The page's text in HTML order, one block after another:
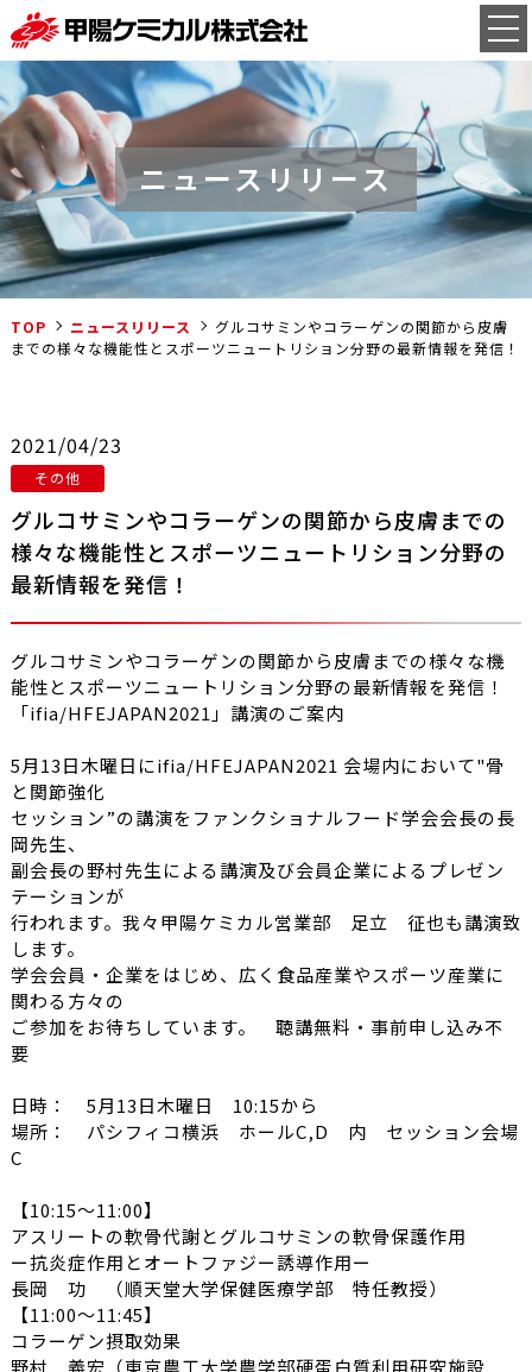
ニュースリリース
TOP ニュースリリース
グルコサミンやコラーゲンの関節から皮膚
までの様々な機能性とスポーツニュートリション分野の最新情報を発信！
2021/04/23
その他
グルコサミンやコラーゲンの関節から皮膚までの
様々な機能性とスポーツニュートリション分野の
最新情報を発信！
グルコサミンやコラーゲンの関節から皮膚までの様々な機
能性とスポーツニュートリション分野の最新情報を発信！
「ifia/HFEJAPAN2021」講演のご案内
5月13日木曜日にifia/HFEJAPAN2021 会場内において"骨
と関節強化
セッション”の講演をファンクショナルフード学会会長の長
岡先生、
副会長の野村先生による講演及び会員企業によるプレゼン
テーションが
行われます。我々甲陽ケミカル営業部 足立 征也も講演致
します。
学会会員・企業をはじめ、広く食品産業やスポーツ産業に
関わる方々の
ご参加をお待ちしています。 聴講無料・事前申し込み不
要
日時： 5月13日木曜日 10:15から
場所： パシフィコ横浜 ホールC,D 内 セッション会場
C
【10:15〜11:00】
アスリートの軟骨代謝とグルコサミンの軟骨保護作用
ー抗炎症作用とオートファジー誘導作用ー
長岡 功 （順天堂大学保健医療学部 特任教授）
【11:00〜11:45】
コラーゲン摂取効果
野村 義宏（東京農工大学農学部硬蛋白質利用研究施設